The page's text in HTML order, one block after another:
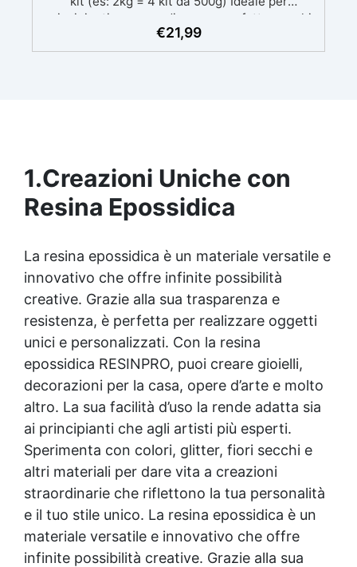
principianti: a prova di errore, perfetta per chi
inizia. Sempre lucida: garantisce una finitura
brillante e uniforme in ogni condizione.
€21,99
1.Creazioni Uniche con
Resina Epossidica
La resina epossidica è un materiale versatile e
innovativo che offre infinite possibilità
creative. Grazie alla sua trasparenza e
resistenza, è perfetta per realizzare oggetti
unici e personalizzati. Con la resina
epossidica RESINPRO, puoi creare gioielli,
decorazioni per la casa, opere d’arte e molto
altro. La sua facilità d’uso la rende adatta sia
ai principianti che agli artisti più esperti.
Sperimenta con colori, glitter, fiori secchi e
altri materiali per dare vita a creazioni
straordinarie che riflettono la tua personalità
e il tuo stile unico. La resina epossidica è un
materiale versatile e innovativo che offre
infinite possibilità creative. Grazie alla sua